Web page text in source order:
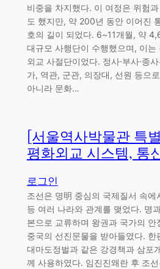
비중을 차지했다. 이 여정은 위험
도 했지만, 약 200년 동안 이어진
호의 길이 되었다. 6~11개월, 약
대규모 사행단이 수행했으며, 이는
외교 사절단이었다. 정사·부사·종
가, 역관, 군관, 의장대, 선원 등으
아니라 문화…
[서울역사박물관 특
평화외교 시스템, 통
로그인
조선은 명明 중심의 국제질서 속에
등 여러 나라와 관계를 맺었다. 명
본으로 교류하며 왕권과 국가의 안
중국의 선진문물을 받아들였다. 한
대마도정벌과 같은 강경책과 삼포
께 사용하였다. 임진진왜란 후 조